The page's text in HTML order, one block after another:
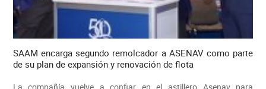
SAAM encarga segundo remolcador a ASENAV como parte
de su plan de expansión y renovación de flota